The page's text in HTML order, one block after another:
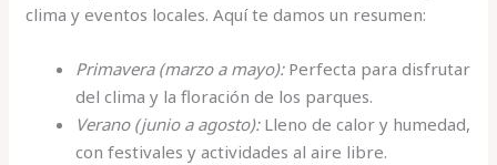
clima y eventos locales. Aquí te damos un resumen:
Primavera (marzo a mayo):Perfecta para disfrutar
del clima y la floración de los parques.
Verano (junio a agosto):Lleno de calor y humedad,
con festivales y actividades al aire libre.